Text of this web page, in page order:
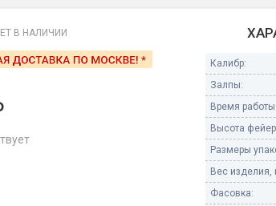
Бенгальские огни
Бенгальские огни малые
Бенгальские огни большие
Фонтаны пиротехнические
Фонтаны в торт (холодные)
В НАЛИЧИИ
Калибр:
Залпы:
Время работы:
Высота
Размеры
Вес изделия,
Фасовка: